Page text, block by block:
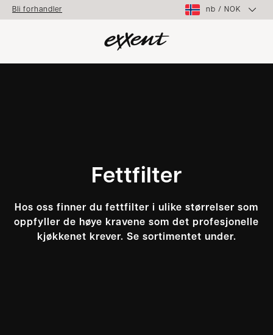
Bli forhandler nb / NOK
Fettfilter
Hos oss finner du fettfilter i ulike størrelser som
oppfyller de høye kravene som det profesjonelle
kjøkkenet krever. Se sortimentet under.